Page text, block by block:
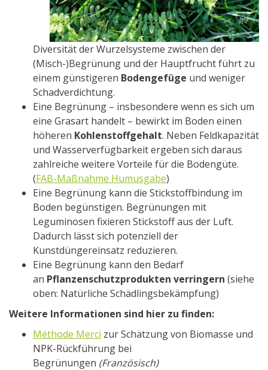
Diversität der Wurzelsysteme zwischen der
(Misch-)Begrünung und der Hauptfrucht führt zu
einem günstigeren Bodengefüge und weniger
Schadverdichtung.
Eine Begrünung – insbesondere wenn es sich um
eine Grasart handelt – bewirkt im Boden einen
höheren Kohlenstoffgehalt. Neben Feldkapazität
und Wasserverfügbarkeit ergeben sich daraus
zahlreiche weitere Vorteile für die Bodengüte.
(FAB-Maßnahme Humusgabe)
Eine Begrünung kann die Stickstoffbindung im
Boden begünstigen. Begrünungen mit
Leguminosen fixieren Stickstoff aus der Luft.
Dadurch lässt sich potenziell der
Kunstdüngereinsatz reduzieren.
Eine Begrünung kann den Bedarf
an Pflanzenschutzprodukten verringern (siehe
oben: Natürliche Schädlingsbekämpfung)
Weitere Informationen sind hier zu finden:
Méthode Merci zur Schätzung von Biomasse und
NPK-Rückführung bei
Begrünungen (Französisch)